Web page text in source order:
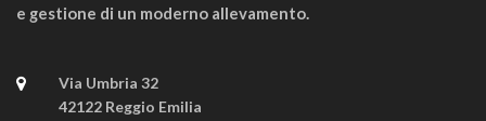
e gestione di un moderno allevamento.
Via Umbria 32
42122 Reggio Emilia